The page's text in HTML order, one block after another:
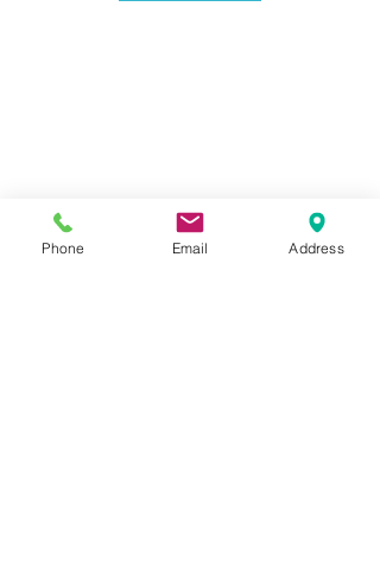
Phone Email Address